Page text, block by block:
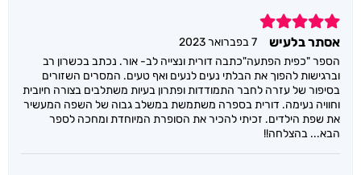
5
אסתר בלעיש
7 בפברואר 2023
הספר "כפית הפתעה"כתבה דורית ונצייה לב- אור. נכתב בכשרון רב
וברגישות להפוך את הבלתי נעים לנעים ואף טעים. המסרים השזורים
בסיפור של עזרה לחבר התמודדות ופתרון בעיות משתלבים בצורה חיובית
וחוויה נעימה. דורית בספרה משתמשת במשלב גבוה של השפה המעשיר
את שפת הילדים. זכיתי להכיר את הסופרת המיוחדת ומחכה לספר
הבא... בהצלחה!!